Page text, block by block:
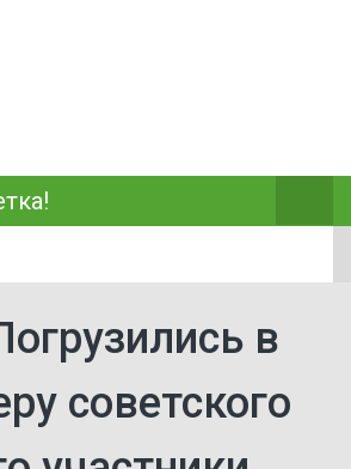
в
советского